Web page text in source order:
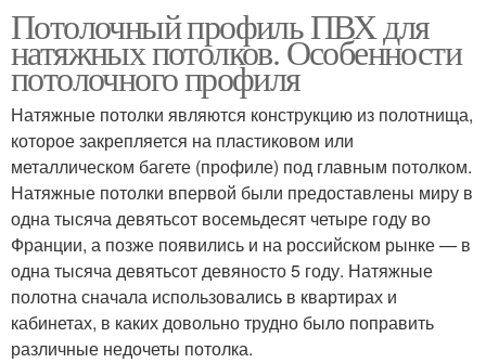
Потолочный профиль ПВХ для
натяжных потолков. Особенности
потолочного профиля
Натяжные потолки являются конструкцию из полотнища,
которое закрепляется на пластиковом или
металлическом багете (профиле) под главным потолком.
Натяжные потолки впервой были предоставлены миру в
одна тысяча девятьсот восемьдесят четыре году во
Франции, а позже появились и на российском рынке — в
одна тысяча девятьсот девяносто 5 году. Натяжные
полотна сначала использовались в квартирах и
кабинетах, в каких довольно трудно было поправить
различные недочеты потолка.